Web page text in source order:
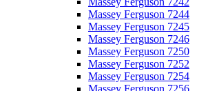
Massey Ferguson 7244
Massey Ferguson 7245
Massey Ferguson 7246
Massey Ferguson 7250
Massey Ferguson 7252
Massey Ferguson 7254
Massey Ferguson 7256